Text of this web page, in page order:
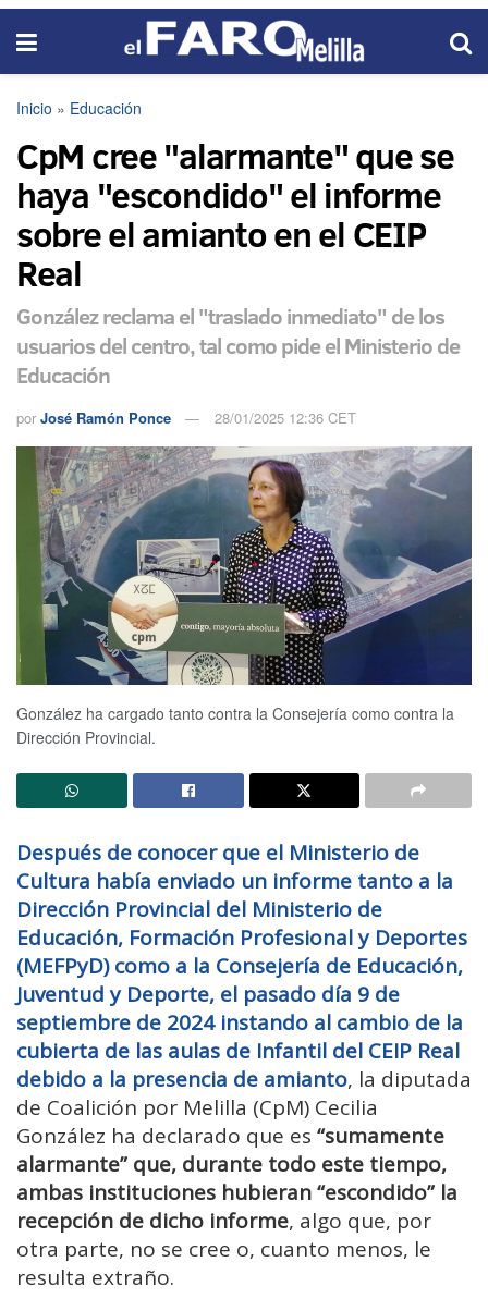
Inicio » Educación
CpM cree "alarmante" que se
haya "escondido" el informe
sobre el amianto en el CEIP
Real
González reclama el "traslado inmediato" de los
usuarios del centro, tal como pide el Ministerio de
Educación
por José Ramón Ponce 28/01/2025 12:36 CET
González ha cargado tanto contra la Consejería como contra la
Dirección Provincial.
Después de conocer que el Ministerio de
Cultura había enviado un informe tanto a la
Dirección Provincial del Ministerio de
Educación, Formación Profesional y Deportes
(MEFPyD) como a la Consejería de Educación,
Juventud y Deporte, el pasado día 9 de
septiembre de 2024 instando al cambio de la
cubierta de las aulas de Infantil del CEIP Real
debido a la presencia de amianto, la diputada
de Coalición por Melilla (CpM) Cecilia
González ha declarado que es “sumamente
alarmante” que, durante todo este tiempo,
ambas instituciones hubieran “escondido” la
recepción de dicho informe, algo que, por
otra parte, no se cree o, cuanto menos, le
resulta extraño.